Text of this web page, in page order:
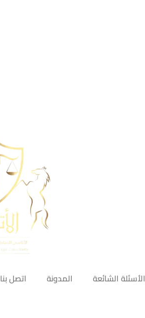
الأسئلة الشائعة المدونة اتصل بنا